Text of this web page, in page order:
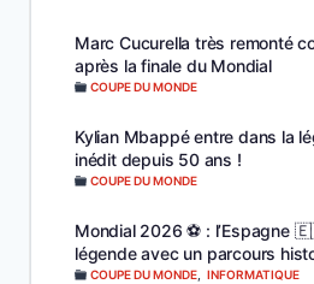
Marc Cucurella très remonté
après la finale du Mondial
COUPE DU MONDE
Kylian Mbappé entre dans la
inédit depuis 50 ans !
COUPE DU MONDE
Mondial 2026 ⚽️ : l’Espagne
légende avec un parcours
COUPE DU MONDE INFORMATIQUE